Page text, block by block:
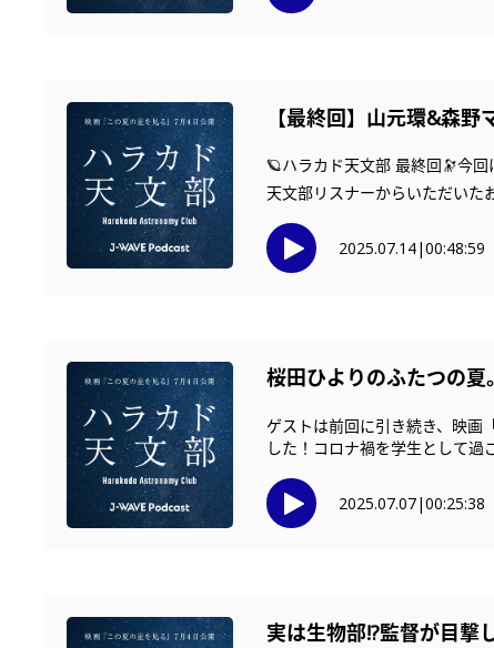
【最終回】山元環&森
🪐ハラカド天文部 最終回🔭今
天文部リスナーからいただいた
2025.07.14|00:48:59
桜田ひよりのふたつの夏
ゲストは前回に引き続き、映画
した！コロナ禍を学生として過
2025.07.07|00:25:38
実は生物部!?監督が目撃